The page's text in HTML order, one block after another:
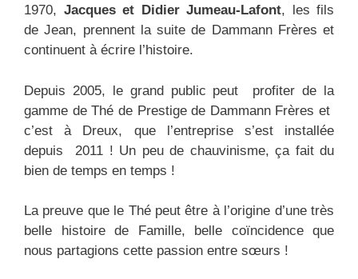
1970, Jacques et Didier Jumeau-Lafont, les fils
de Jean, prennent la suite de Dammann Frères et
continuent à écrire l’histoire.
Depuis 2005, le grand public peut profiter de la
gamme de Thé de Prestige de Dammann Frères et
c’est à Dreux, que l’entreprise s’est installée
depuis 2011 ! Un peu de chauvinisme, ça fait du
bien de temps en temps !
La preuve que le Thé peut être à l’origine d’une très
belle histoire de Famille, belle coïncidence que
nous partagions cette passion entre sœurs !